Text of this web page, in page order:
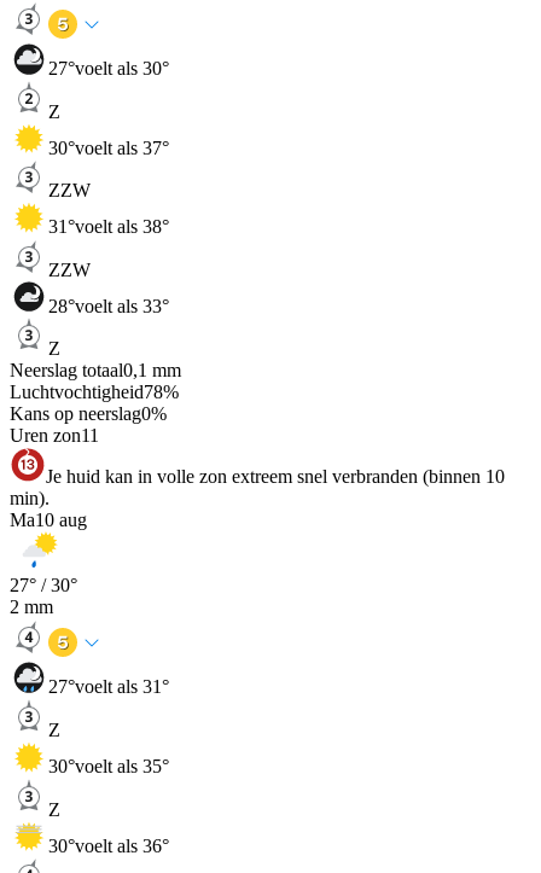
27°voelt als 30°
Z
30°voelt als 37°
ZZW
31°voelt als 38°
ZZW
28°voelt als 33°
Z
Neerslag totaal0,1 mm
Luchtvochtigheid78%
Kans op neerslag0%
Uren zon11
Je huid kan in volle zon extreem snel verbranden (binnen 10
min).
Ma10 aug
27° /30°
2 mm
27°voelt als 31°
Z
30°voelt als 35°
Z
30°voelt als 36°